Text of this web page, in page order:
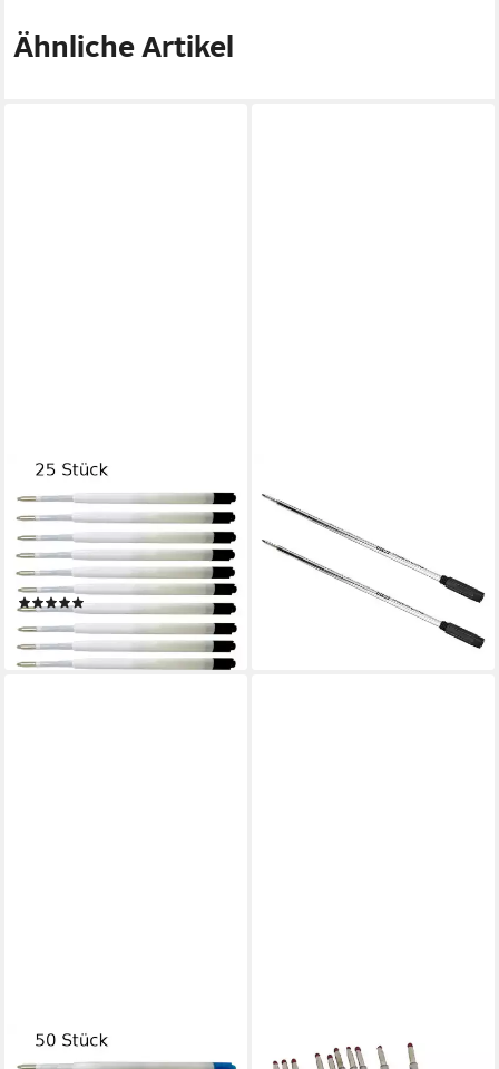
Ähnliche Artikel
LIVEPAC OFFICE
Kugelschreibermine 25
Kugelschreiberminen /
Großraumminen /
Schreibfarbe: schwarz
(3)
2,49 €
lieferbar - in 2-3 Werktagen bei dir
Kugelschreibermine CROSS
Kugelschreiberminen
Standard schwarz, fein, 2
Stück im Blister
lieferbar - in 3-4 Werktagen bei dir
LIVEPAC OFFICE